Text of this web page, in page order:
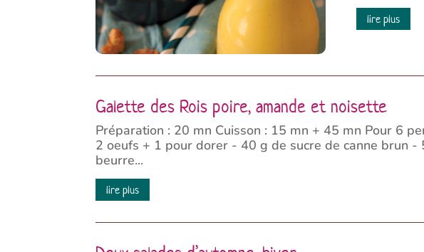
lire plus
Galette des Rois poire, amande et noisette
Préparation : 20 mn Cuisson : 15 mn + 45 mn Pour 6
2 oeufs + 1 pour dorer - 40 g de sucre de canne brun
beurre...
lire plus